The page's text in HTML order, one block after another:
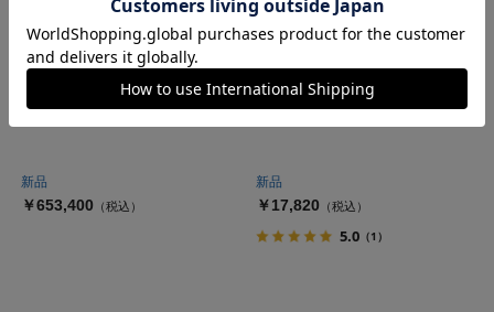
新品
￥653,400 （税込）
新品
Nikon
￥17,820 （税込）
5.0 （1）